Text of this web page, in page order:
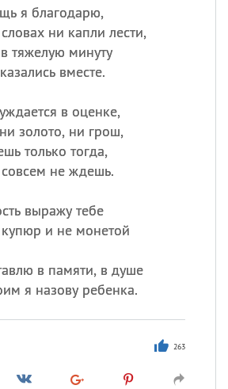
я благодарю,
ни капли лести,
тяжелую минуту
вместе.
в оценке,
золото, ни грош,
только тогда,
не ждешь.
выражу тебе
и не монетой
в памяти, в душе
я назову ребенка.
263